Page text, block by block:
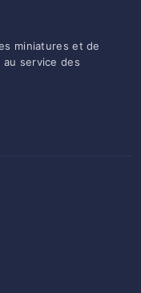
miniatures et de
service des